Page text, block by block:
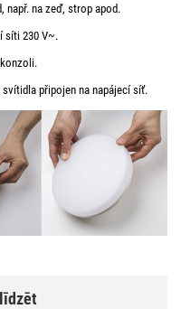
např. na zeď, strop apod.
síti 230 V~.
připojen na napájecí síť.